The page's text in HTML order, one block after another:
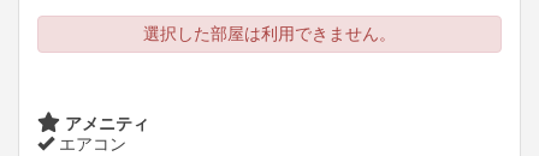
選択した部屋は利用できません。
アメニティ
エアコン